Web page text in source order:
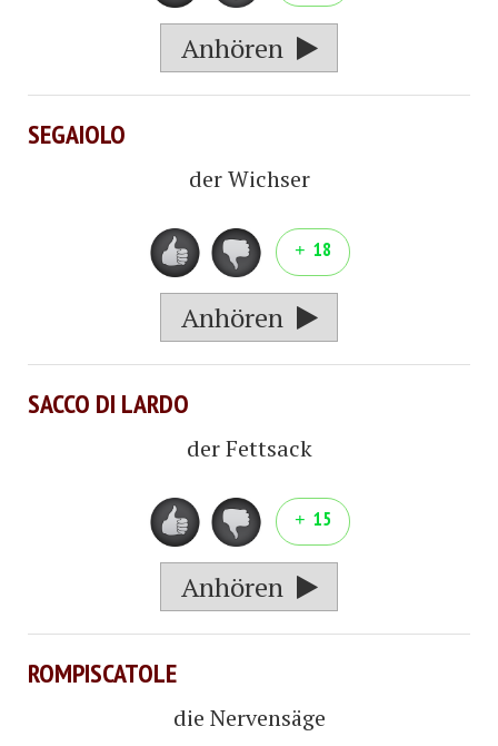
Anhören
SEGAIOLO
der Wichser
18
Anhören
SACCO DI LARDO
der Fettsack
15
Anhören
ROMPISCATOLE
die Nervensäge